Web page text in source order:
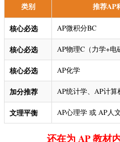
类别 推荐AP
核心必选 AP微积分BC
核心必选 AP物理C（力学+电
核心必选 AP化学
加分推荐 AP统计学、AP计算
文理平衡 AP心理学 或 AP人
还在为 AP 教材